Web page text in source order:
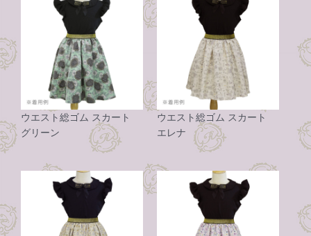
ウエスト総ゴム スカート
グリーン
ウエスト総ゴム スカート
エレナ